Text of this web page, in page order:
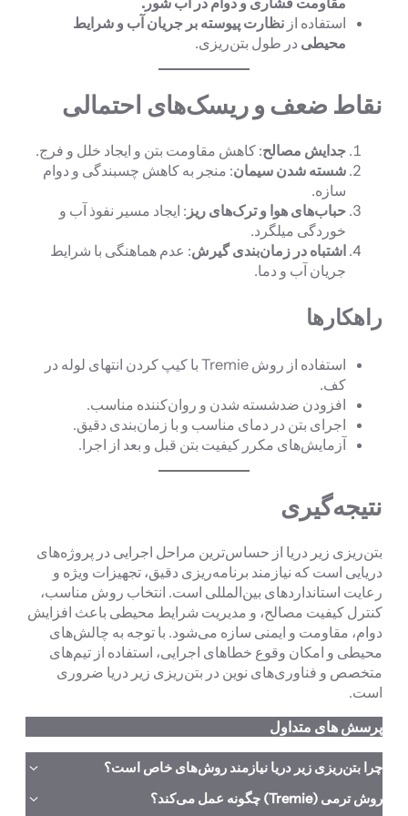
استفاده از نظارت پیوسته بر جریان آب و شرایط
محیطی در طول بتن‌ریزی.
نقاط ضعف و ریسک‌های احتمالی
جدایش مصالح: کاهش مقاومت بتن و ایجاد خلل و فرج.
شسته شدن سیمان: منجر به کاهش چسبندگی و دوام
سازه.
حباب‌های هوا و ترک‌های ریز : ایجاد مسیر نفوذ آب و
خوردگی میلگرد.
اشتباه در زمان‌بندی گیرش: عدم هماهنگی با شرایط
جریان آب و دما.
راهکارها
استفاده از روش Tremie با کیپ کردن انتهای لوله در
کف.
افزودن ضدشسته شدن و روان‌کننده مناسب.
اجرای بتن در دمای مناسب و با زمان‌بندی دقیق.
آزمایش‌های مکرر کیفیت بتن قبل و بعد از اجرا.
نتیجه‌گیری
بتن‌ریزی زیر دریا از حساس‌ترین مراحل اجرایی در پروژه‌های
دریایی است که نیازمند برنامه‌ریزی دقیق، تجهیزات ویژه و
رعایت استانداردهای بین‌المللی است. انتخاب روش مناسب،
کنترل کیفیت مصالح، و مدیریت شرایط محیطی باعث افزایش
دوام، مقاومت و ایمنی سازه می‌شود. با توجه به چالش‌های
محیطی و امکان وقوع خطاهای اجرایی، استفاده از تیم‌های
متخصص و فناوری‌های نوین در بتن‌ریزی زیر دریا ضروری
است.
پرسش های متداول
چرا بتن‌ریزی زیر دریا نیازمند روش‌های خاص است؟
زیرا تماس مستقیم بتن تازه با آب باعث شسته شدن سیمان،
روش ترمی (Tremie) چگونه عمل می‌کند؟